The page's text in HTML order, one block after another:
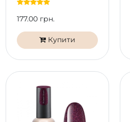
177.00 грн.
Купити